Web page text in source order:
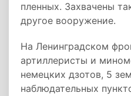
пленных. Захвачены
другое вооружение.
На Ленинградском
артиллеристы и
немецких дзотов, 5
наблюдательных